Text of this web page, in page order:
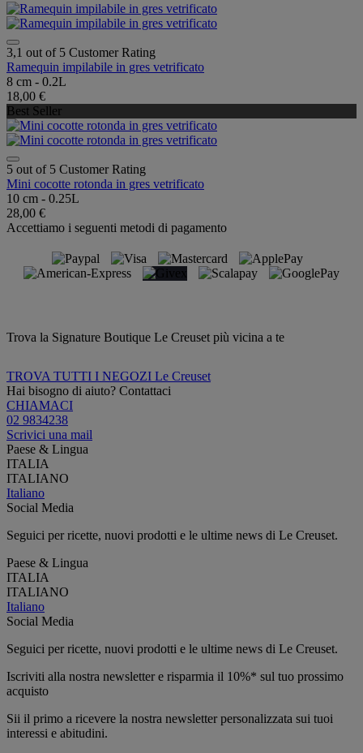
3,1 out of 5 Customer Rating
Ramequin impilabile in gres vetrificato
8 cm - 0.2L
18,00 €
Best Seller
5 out of 5 Customer Rating
Mini cocotte rotonda in gres vetrificato
10 cm - 0.25L
28,00 €
Accettiamo i seguenti metodi di pagamento
Trova la Signature Boutique Le Creuset più vicina a te
TROVA TUTTI I NEGOZI Le Creuset
Hai bisogno di aiuto? Contattaci
CHIAMACI
02 9834238
Scrivici una mail
Paese & Lingua
ITALIA
ITALIANO
Italiano
Social Media
Seguici per ricette, nuovi prodotti e le ultime news di Le Creuset.
Paese & Lingua
ITALIA
ITALIANO
Italiano
Social Media
Seguici per ricette, nuovi prodotti e le ultime news di Le Creuset.
Iscriviti alla nostra newsletter e risparmia il 10%* sul tuo prossimo
acquisto
Sii il primo a ricevere la nostra newsletter personalizzata sui tuoi
interessi e abitudini.